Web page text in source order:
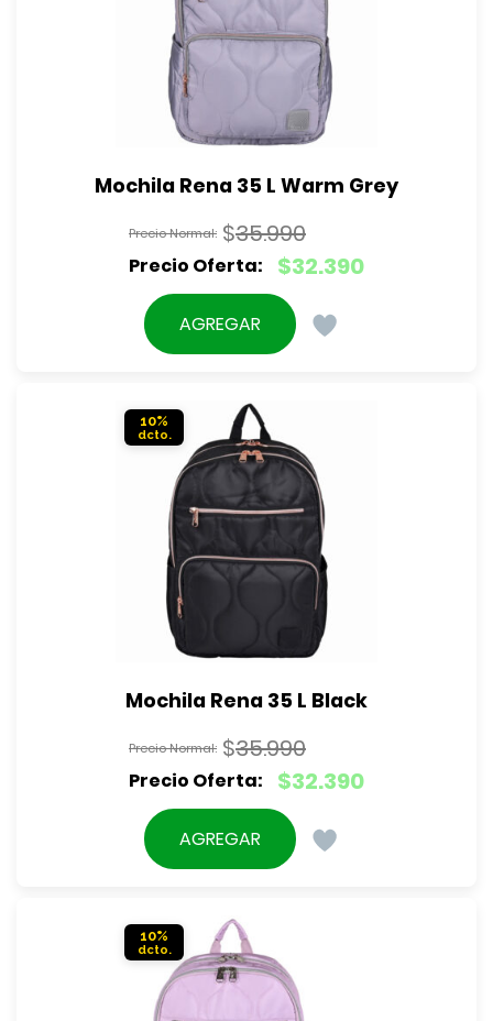
Mochila Rena 35 L Warm Grey
$35.990
El
precio
original
$32.390
El
precio
actual
$32.390.
AGREGAR
10%
Mochila Rena 35 L Black
$35.990
El
precio
original
$32.390
El
precio
actual
AGREGAR
10%